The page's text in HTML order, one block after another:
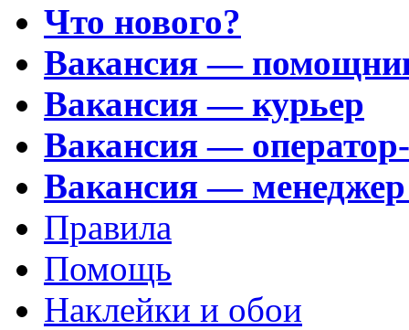
Что нового?
Вакансия —
Вакансия — курьер
Вакансия —
Вакансия —
Правила
Помощь
Наклейки и обои